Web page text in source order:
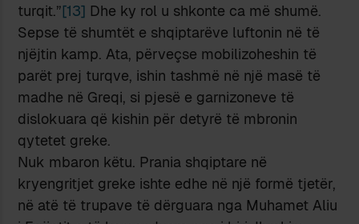
turqit.”[13] Dhe ky rol u shkonte ca më shumë.
Sepse të shumtët e shqiptarëve luftonin në të
njëjtin kamp. Ata, përveçse mobilizoheshin të
parët prej turqve, ishin tashmë në një masë të
madhe në Greqi, si pjesë e garnizoneve të
dislokuara që kishin për detyrë të mbronin
qytetet greke.
Nuk mbaron këtu. Prania shqiptare në
kryengritjet greke ishte edhe në një formë tjetër,
në atë të trupave të dërguara nga Muhamet Aliu